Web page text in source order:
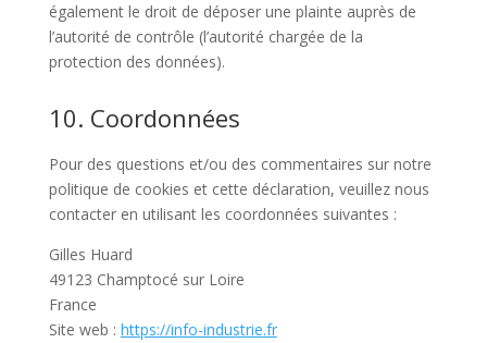
également le droit de déposer une plainte auprès de
l’autorité de contrôle (l’autorité chargée de la
protection des données).
10. Coordonnées
Pour des questions et/ou des commentaires sur notre
politique de cookies et cette déclaration, veuillez nous
contacter en utilisant les coordonnées suivantes :
Gilles Huard
49123 Champtocé sur Loire
France
Site web : https://info-industrie.fr